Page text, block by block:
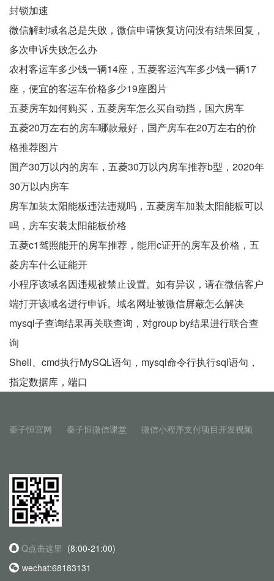
封锁加速
微信解封域名总是失败，微信申请恢复访问没有结果回复，
多次申诉失败怎么办
农村客运车多少钱一辆14座，五菱客运汽车多少钱一辆17
座，便宜的客运车价格多少19座图片
五菱房车如何购买，五菱房车怎么买自动挡，国六房车
五菱20万左右的房车哪款最好，国产房车在20万左右的价
格推荐图片
国产30万以内的房车，五菱30万以内房车推荐b型，2020年
30万以内房车
房车加装太阳能板违法违规吗，五菱房车加装太阳能板可以
吗，房车安装太阳能板价格
五菱c1驾照能开的房车推荐，能用c证开的房车及价格，五
菱房车什么证能开
小程序该域名因违规被禁止设置。如有异议，请在微信客户
端打开该域名进行申诉。域名网址被微信屏蔽怎么解决
mysql子查询结果再关联查询，对group by结果进行联合查
询
Shell、cmd执行MySQL语句，mysql命令行执行sql语句，
指定数据库，端口
秦子恒官网 秦子恒微信课堂 微信小程序支付项目开发视频
Q点击这里 (8:00-21:00)
wechat:68183131